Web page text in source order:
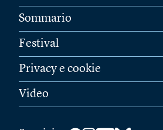
Sommario
Festival
Privacy e cookie
Video